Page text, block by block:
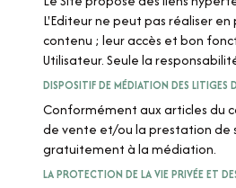
L'Editeur ne peut pas réaliser
contenu ; leur accès et bon
Utilisateur. Seule la
DISPOSITIF DE MÉDIATION DES LITIGES
Conformément aux articles du
de vente et/ou la prestation de
gratuitement à la médiation.
LA PROTECTION DE LA VIE PRIVÉE ET